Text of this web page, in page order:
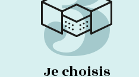
Je choisis